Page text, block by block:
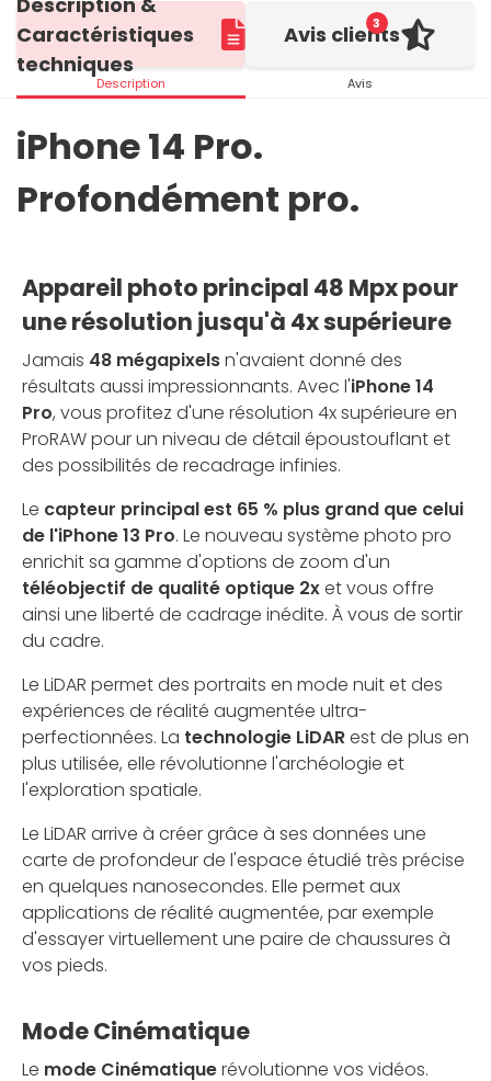
Caractéristiques
techniques
Description
3
Avis clients
Avis
iPhone 14 Pro.
Profondément pro.
Appareil photo principal 48 Mpx pour
une résolution jusqu'à 4x supérieure
Jamais 48 mégapixelsn'avaient donné des
résultats aussi impressionnants. Avec l'iPhone 14
Pro, vous profitez d'une résolution 4x supérieure en
ProRAW pour un niveau de détail époustouflant et
des possibilités de recadrage infinies.
Le capteur principal est 65 % plus grand que celui
de l'iPhone 13 Pro. Le nouveau système photo pro
enrichit sa gamme d'options de zoom d'un
téléobjectif de qualité optique 2xet vous offre
ainsi une liberté de cadrage inédite. À vous de sortir
du cadre.
Le LiDAR permet des portraits en mode nuit et des
expériences de réalité augmentée ultra-
perfectionnées. La technologie LiDARest de plus en
plus utilisée, elle révolutionne l'archéologie et
l'exploration spatiale.
Le LiDAR arrive à créer grâce à ses données une
carte de profondeur de l'espace étudié très précise
en quelques nanosecondes. Elle permet aux
applications de réalité augmentée, par exemple
d'essayer virtuellement une paire de chaussures à
vos pieds.
Mode Cinématique
Le mode Cinématiquerévolutionne vos vidéos.